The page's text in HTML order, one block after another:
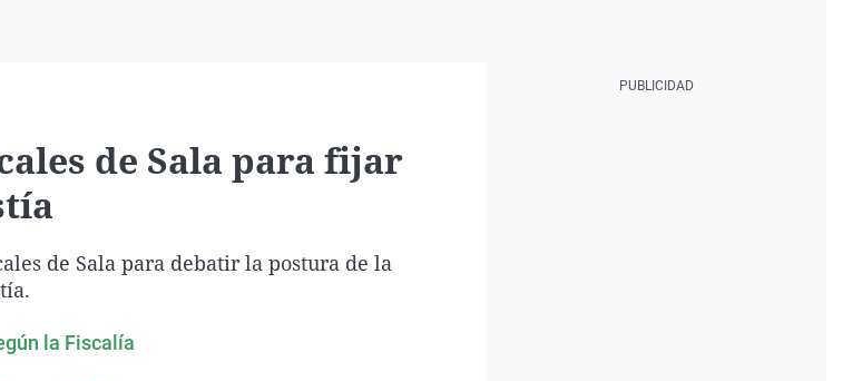
de Sala para fijar
de Sala para debatir la postura de la
la Fiscalía